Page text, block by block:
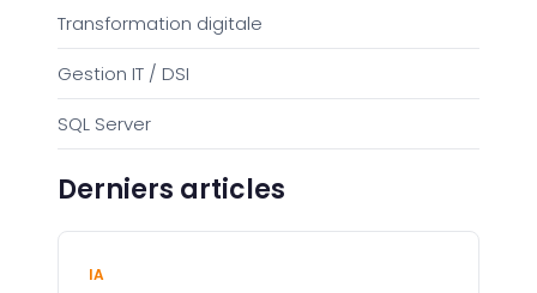
Transformation digitale
Gestion IT / DSI
SQL Server
Derniers articles
IA